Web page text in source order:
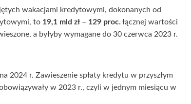
wakacjami kredytowymi, dokonanych od
to 19,1 mld zł – 129 proc. łącznej wartości
a byłyby wymagane do 30 czerwca 2023 r.
2024 r. Zawieszenie spłaty kredytu w przyszłym
w 2023 r., czyli w jednym miesiącu w